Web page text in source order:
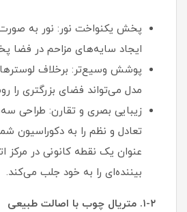
پخش یکنواخت نور: نور به
ایجاد سایه‌های مزاحم در
پوشش وسیع‌تر: برخلاف
مدل می‌تواند فضای بزرگتری را
زیبایی بصری و تقارن: طراحی
تعادل و نظم را به دکوراسیون
عنوان یک نقطه کانونی در مرکز
بیننده‌ای را به خود جلب می‌کند.
۱-۲. متریال چوب با اصالت طبیعی